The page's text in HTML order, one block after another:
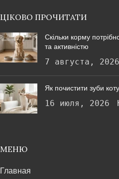
ЦІКОВО ПРОЧИТАТИ
Скільки корму
та активністю
7 августа, 2026
Як почистити зуби
16 июля, 2026
МЕНЮ
Главная